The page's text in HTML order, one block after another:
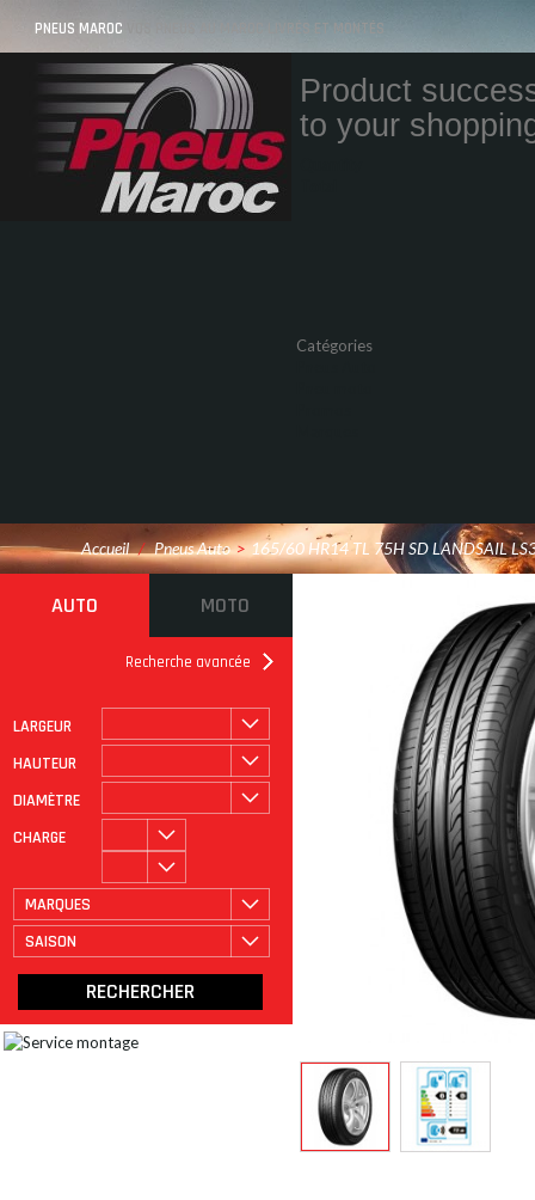
PNEUS MAROC VOS PNEUS AU MAROC LIVRÉS ET MONTÉS
Product
to your
Catégories
Accueil / Pneus Auto > 165/60 HR14 TL 75H SD LANDSAIL
AUTO MOTO
Recherche avancée
LARGEUR
HAUTEUR
DIAMÈTRE
CHARGE
MARQUES
SAISON
ROULAGE À PLAT